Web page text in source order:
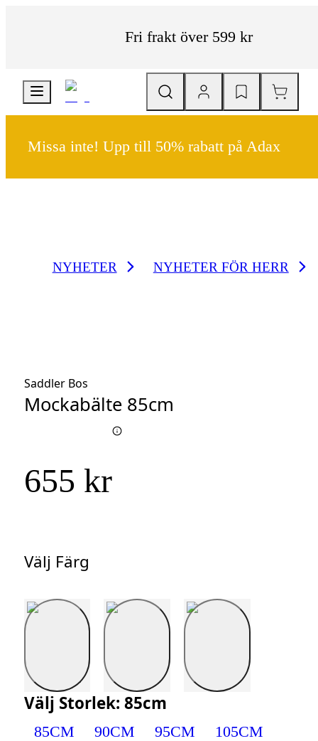
Fri frakt över 599 kr
Missa inte! Upp till 50% rabatt på Adax
NYHETER NYHETER FÖR HERR
Saddler Bos
Mockabälte 85cm
655 kr
Välj Färg
Välj Färg
Välj Storlek: 85cm
85CM 90CM 95CM 105CM